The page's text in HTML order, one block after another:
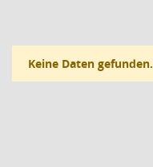
Keine Daten gefunden.